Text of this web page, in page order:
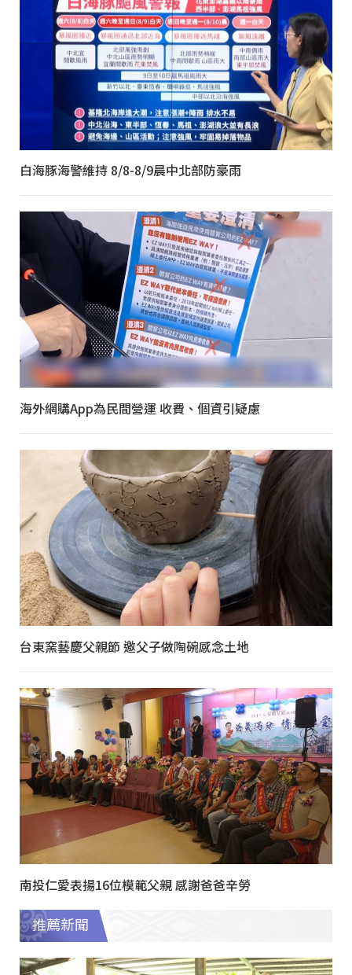
白海豚海警維持 8/8-8/9晨中北部防豪雨
海外網購App為民間營運 收費、個資引疑慮
台東窯藝慶父親節 邀父子做陶碗感念土地
南投仁愛表揚16位模範父親 感謝爸爸辛勞
推薦新聞